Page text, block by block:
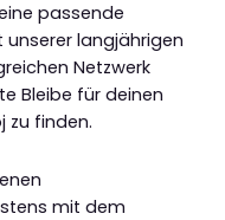
passende
unserer langjährigen
Netzwerk
Bleibe für deinen
zu finden.
mit dem